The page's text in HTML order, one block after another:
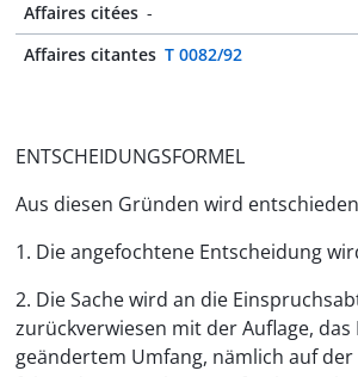
Affaires citées -
Affaires citantes T 0082/92
ENTSCHEIDUNGSFORMEL
Aus diesen Gründen wird
1. Die angefochtene Entscheidung
2. Die Sache wird an die
zurückverwiesen mit der Auflage, das
geändertem Umfang, nämlich auf